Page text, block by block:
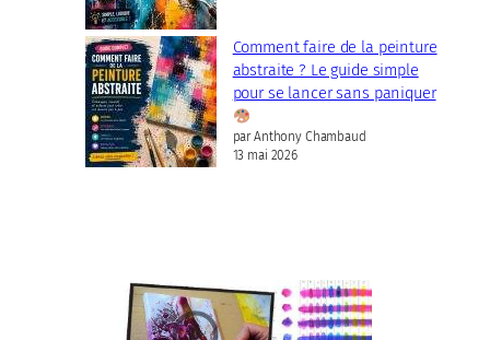
Comment faire de la peinture
abstraite ? Le guide simple
pour se lancer sans paniquer
par Anthony Chambaud
13 mai 2026